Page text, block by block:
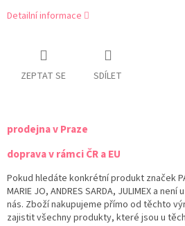
Detailní informace
ZEPTAT SE SDÍLET
prodejna v Praze
doprava v rámci ČR a EU
Pokud hledáte konkrétní produkt značek
MARIE JO, ANDRES SARDA, JULIMEX a
nás. Zboží nakupujeme přímo od těchto
zajistit všechny produkty, které jsou u